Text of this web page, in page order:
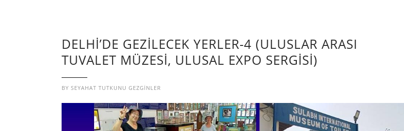
DELHİ’DE GEZİLECEK YERLER-4 (ULUSLAR ARASI
TUVALET MÜZESİ, ULUSAL EXPO SERGİSİ)
BY SEYAHAT TUTKUNU GEZGINLER